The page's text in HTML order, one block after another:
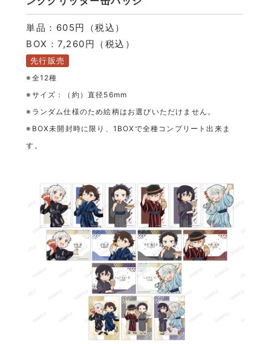
単品：605円（税込）
BOX：7,260円（税込）
先行販売
※全12種
※サイズ：（約）直径56mm
※ランダム仕様のため絵柄はお選びいただけません。
※BOX未開封時に限り、1BOXで全種コンプリート出来ま
す。